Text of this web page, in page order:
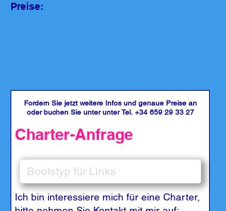
Preise:
Fordern Sie jetzt weitere Infos und genaue Preise an
oder buchen Sie unter unter Tel. +34 659 29 33 27
Charter-Anfrage
Ich bin interessiere mich für eine Charter,